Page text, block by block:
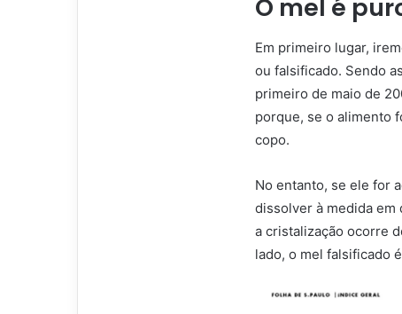
O mel é
Em primeiro lugar,
ou falsificado. Sendo
primeiro de maio de
porque, se o alimento
copo.
No entanto, se ele for
dissolver à medida em
a cristalização ocorre
lado, o mel falsificado